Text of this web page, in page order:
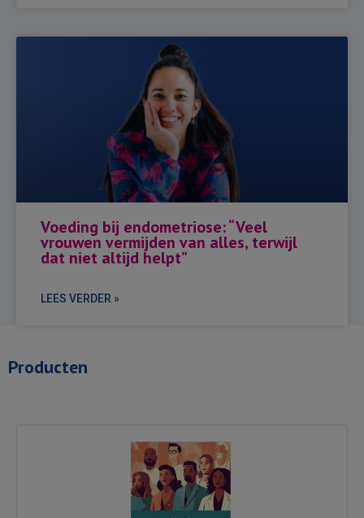
Voeding bij endometriose: “Veel
vrouwen vermijden van alles, terwijl
dat niet altijd helpt”
LEES VERDER »
Producten